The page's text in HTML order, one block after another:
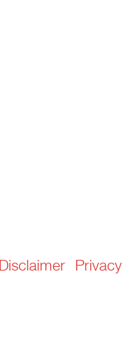
Disclaimer Privacy